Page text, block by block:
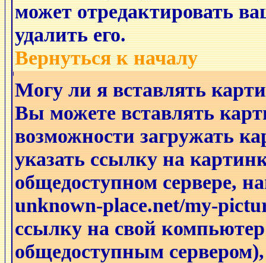
может отредактировать
удалить его.
Вернуться к началу
Могу ли я вставлять
Вы можете вставлять
возможности загружать
указать ссылку на
общедоступном сервере,
unknown-place.net/my-
ссылку на свой
общедоступным